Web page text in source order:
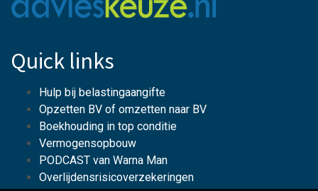
Quick links
Hulp bij belastingaangifte
Opzetten BV of omzetten naar BV
Boekhouding in top conditie
Vermogensopbouw
PODCAST van Warna Man
Overlijdensrisicoverzekeringen